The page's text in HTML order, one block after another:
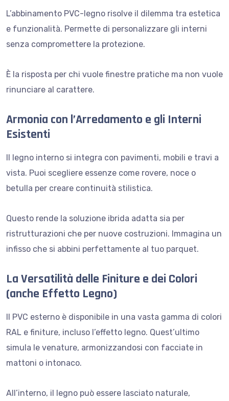
L’abbinamento PVC-legno risolve il dilemma tra estetica
e funzionalità. Permette di personalizzare gli interni
senza compromettere la protezione.
È la risposta per chi vuole finestre pratiche ma non vuole
rinunciare al carattere.
Armonia con l’Arredamento e gli Interni
Esistenti
Il legno interno si integra con pavimenti, mobili e travi a
vista. Puoi scegliere essenze come rovere, noce o
betulla per creare continuità stilistica.
Questo rende la soluzione ibrida adatta sia per
ristrutturazioni che per nuove costruzioni. Immagina un
infisso che si abbini perfettamente al tuo parquet.
La Versatilità delle Finiture e dei Colori
(anche Effetto Legno)
Il PVC esterno è disponibile in una vasta gamma di colori
RAL e finiture, incluso l’effetto legno. Quest’ultimo
simula le venature, armonizzandosi con facciate in
mattoni o intonaco.
All’interno, il legno può essere lasciato naturale,